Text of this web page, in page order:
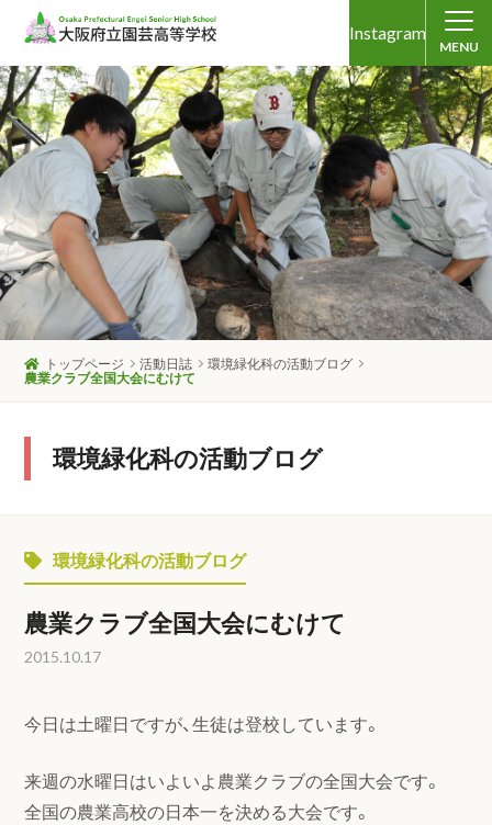
Instagram
MENU
トップページ 活動日誌
環境緑化科の活動ブログ
農業クラブ全国大会にむけて
環境緑化科の活動ブログ
環境緑化科の活動ブログ
農業クラブ全国大会にむけて
2015.10.17
今日は土曜日ですが、生徒は登校しています。
来週の水曜日はいよいよ農業クラブの全国大会です。
全国の農業高校の日本一を決める大会です。